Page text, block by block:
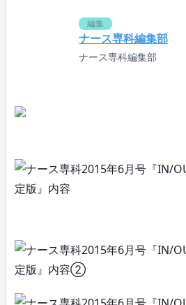
編集
ナース専科編集部
ナース専科編集部